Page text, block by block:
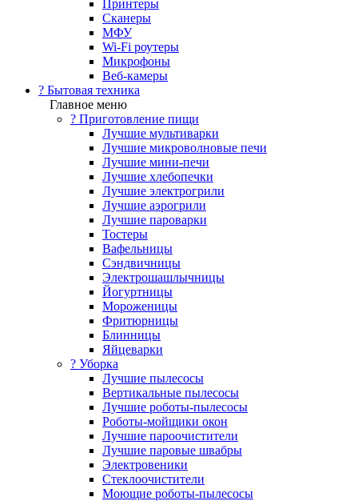
Принтеры
Сканеры
МФУ
Wi-Fi роутеры
Микрофоны
Веб-камеры
? Бытовая техника
Главное меню
? Приготовление пищи
Лучшие мультиварки
Лучшие микроволновые печи
Лучшие мини-печи
Лучшие хлебопечки
Лучшие электрогрили
Лучшие аэрогрили
Лучшие пароварки
Тостеры
Вафельницы
Сэндвичницы
Электрошашлычницы
Йогуртницы
Мороженицы
Фритюрницы
Блинницы
Яйцеварки
? Уборка
Лучшие пылесосы
Вертикальные пылесосы
Лучшие роботы-пылесосы
Роботы-мойщики окон
Лучшие пароочистители
Лучшие паровые швабры
Электровеники
Стеклоочистители
Моющие роботы-пылесосы